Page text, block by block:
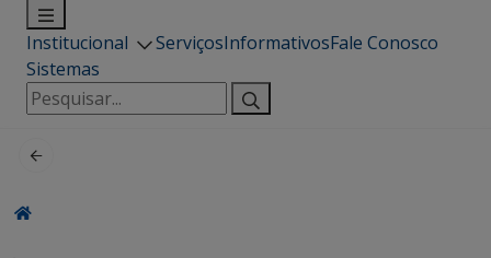
Institucional ServiçosInformativosFale Conosco
Sistemas
Pesquisar
por: